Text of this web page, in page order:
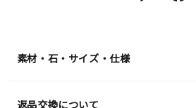
素材・石・サイズ・仕様
返品交換について